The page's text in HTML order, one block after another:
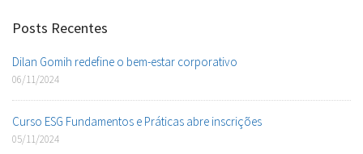
Posts Recentes
Dilan Gomih redefine o bem-estar corporativo
06/11/2024
Curso ESG Fundamentos e Práticas abre inscrições
05/11/2024